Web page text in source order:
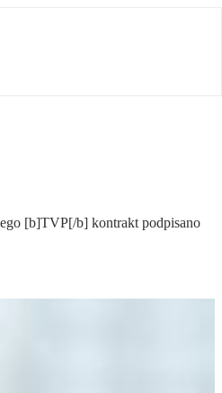
[b]TVP[/b] kontrakt podpisano